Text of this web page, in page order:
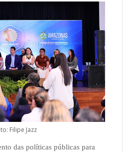
Filipe Jazz
das políticas públicas para